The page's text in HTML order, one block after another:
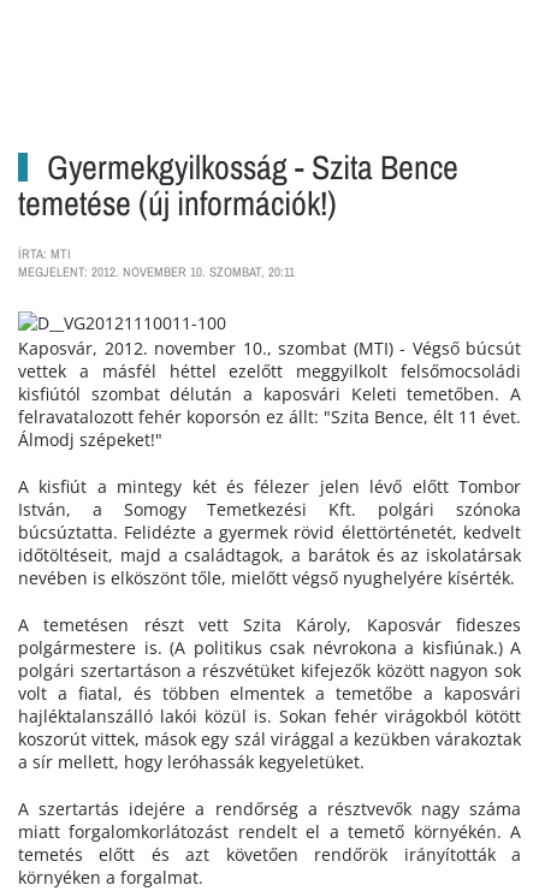
Gyermekgyilkosság - Szita Bence
temetése (új információk!)
ÍRTA: MTI
MEGJELENT: 2012. NOVEMBER 10. SZOMBAT, 20:11
Kaposvár, 2012. november 10., szombat (MTI) - Végső búcsút
vettek a másfél héttel ezelőtt meggyilkolt felsőmocsoládi
kisfiútól szombat délután a kaposvári Keleti temetőben. A
felravatalozott fehér koporsón ez állt: "Szita Bence, élt 11 évet.
Álmodj szépeket!"
A kisfiút a mintegy két és félezer jelen lévő előtt Tombor
István, a Somogy Temetkezési Kft. polgári szónoka
búcsúztatta. Felidézte a gyermek rövid élettörténetét, kedvelt
időtöltéseit, majd a családtagok, a barátok és az iskolatársak
nevében is elköszönt tőle, mielőtt végső nyughelyére kísérték.
A temetésen részt vett Szita Károly, Kaposvár fideszes
polgármestere is. (A politikus csak névrokona a kisfiúnak.) A
polgári szertartáson a részvétüket kifejezők között nagyon sok
volt a fiatal, és többen elmentek a temetőbe a kaposvári
hajléktalanszálló lakói közül is. Sokan fehér virágokból kötött
koszorút vittek, mások egy szál virággal a kezükben várakoztak
a sír mellett, hogy leróhassák kegyeletüket.
A szertartás idejére a rendőrség a résztvevők nagy száma
miatt forgalomkorlátozást rendelt el a temető környékén. A
temetés előtt és azt követően rendőrök irányították a
környéken a forgalmat.